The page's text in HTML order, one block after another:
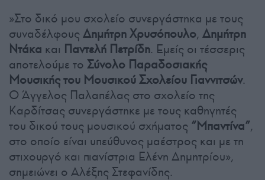
»Στο δικό μου σχολείο συνεργάστηκα με τους
συναδέλφους Δημήτρη Χρυσόπουλο, Δημήτρη
Ντάκα και Παντελή Πετρίδη. Εμείς οι τέσσερις
αποτελούμε το Σύνολο Παραδοσιακής
Μουσικής του Μουσικού Σχολείου Γιαννιτσών.
Ο Άγγελος Παλαπέλας στο σχολείο της
Καρδίτσας συνεργάστηκε με τους καθηγητές
του δικού τους μουσικού σχήματος “Μπαντίνα”,
στο οποίο είναι υπεύθυνος μαέστρος και με τη
στιχουργό και πιανίστρια Ελένη Δημητρίου»,
σημειώνει ο Αλέξης Στεφανίδης.